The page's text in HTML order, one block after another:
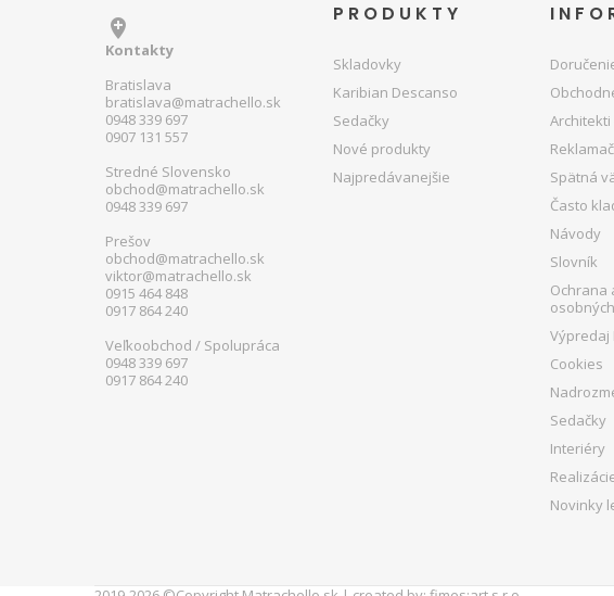

Kontakty
Bratislava
bratislava@matrachello.sk
0948 339 697
0907 131 557
Stredné Slovensko
obchod@matrachello.sk
0948 339 697
Prešov
obchod@matrachello.sk
viktor@matrachello.sk
0915 464 848
0917 864 240
Veľkoobchod / Spolupráca
0948 339 697
0917 864 240
PRODUKTY
Skladovky
Karibian Descanso
Sedačky
Nové produkty
Najpredávanejšie
Spätná
Často
Návody
Slovník
Ochrana
Výpredaj
Cookies
Sedačky
Interiéry
Novinky